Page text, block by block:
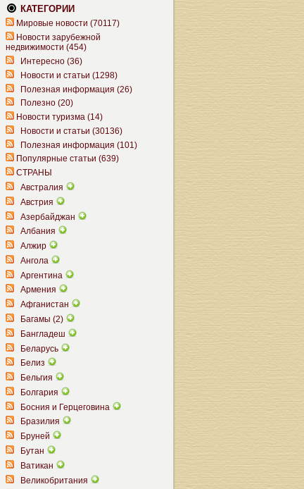
КАТЕГОРИИ
Мировые новости (70117)
Новости зарубежной
недвижимости (454)
Интересно (36)
Новости и статьи (1298)
Полезная информация (26)
Полезно (20)
Новости туризма (14)
Новости и статьи (30136)
Полезная информация (101)
Популярные статьи (639)
СТРАНЫ
Австралия
Австрия
Азербайджан
Албания
Алжир
Ангола
Аргентина
Армения
Афганистан
Багамы (2)
Бангладеш
Беларусь
Белиз
Бельгия
Болгария
Босния и Герцеговина
Бразилия
Бруней
Бутан
Ватикан
Великобритания